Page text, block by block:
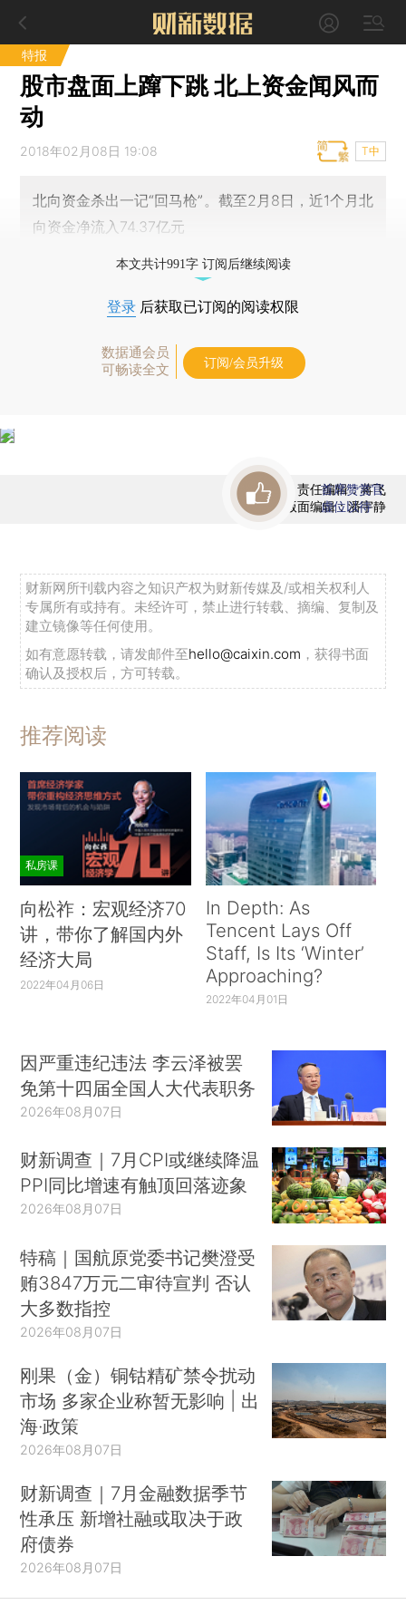
特报
股市盘面上蹿下跳 北上资金闻风而
动
2018年02月08日 19:08 T中
北向资金杀出一记“回马枪”。截至2月8日，近1个月北
向资金净流入74.37亿元
本文共计991字 订阅后继续阅读
登录 后获取已订阅的阅读权限
数据通会员
可畅读全文
订阅/会员升级
责任编辑：蒋飞
版面编辑：潘宇静
首席赞赏官
虚位以待
财新网所刊载内容之知识产权为财新传媒及/或相关权利人
专属所有或持有。未经许可，禁止进行转载、摘编、复制及
建立镜像等任何使用。
如有意愿转载，请发邮件至hello@caixin.com ，获得书面
确认及授权后，方可转载。
推荐阅读
私房课
向松祚：宏观经济70
讲，带你了解国内外
经济大局
2022年04月06日
In Depth: As
Tencent Lays Off
Staff, Is Its ‘Winter’
Approaching?
2022年04月01日
因严重违纪违法 李云泽被罢
免第十四届全国人大代表职务
2026年08月07日
财新调查｜7月CPI或继续降温
PPI同比增速有触顶回落迹象
2026年08月07日
特稿｜国航原党委书记樊澄受
贿3847万元二审待宣判 否认
大多数指控
2026年08月07日
刚果（金）铜钴精矿禁令扰动
市场 多家企业称暂无影响 | 出
海·政策
2026年08月07日
财新调查｜7月金融数据季节
性承压 新增社融或取决于政
府债券
2026年08月07日